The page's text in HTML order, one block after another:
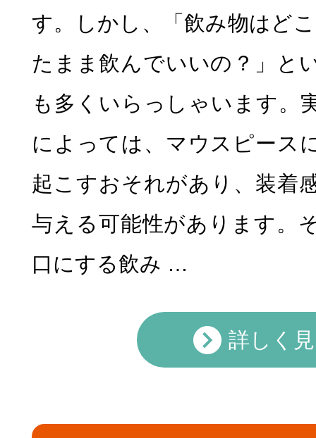
す。しかし、「飲み物はど
たまま飲んでいいの？」と
も多くいらっしゃいます。
によっては、マウスピース
起こすおそれがあり、装着
与える可能性があります。
口にする飲み …
詳しく